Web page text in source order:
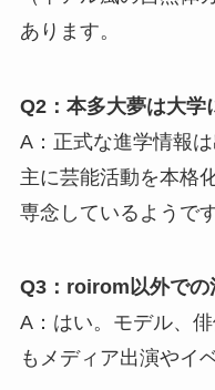
あります。
Q2：本多大夢は大学
A：正式な進学情報
主に芸能活動を本格
専念しているようです
Q3：roirom以外での
A：はい。モデル、
もメディア出演やイ